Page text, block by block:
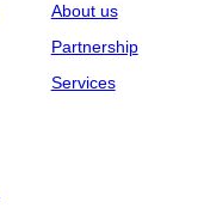
About us
Partnership
Services